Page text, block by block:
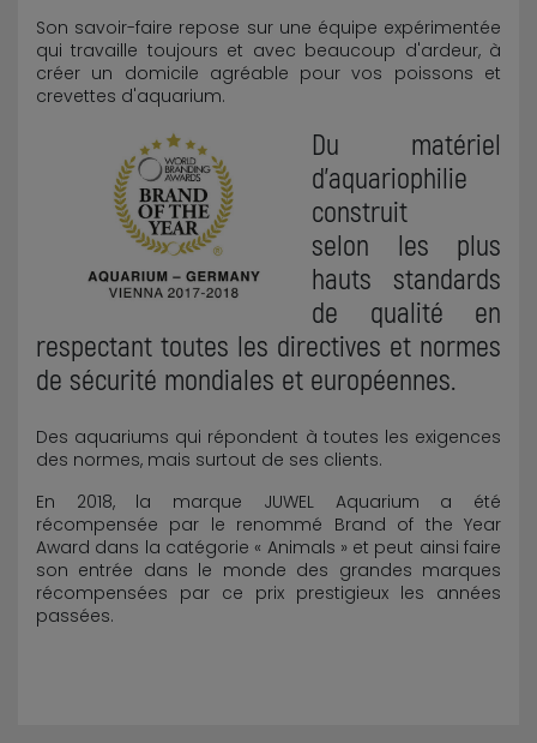
Son savoir-faire repose sur une équipe expérimentée
qui travaille toujours et avec beaucoup d'ardeur, à
créer un domicile agréable pour vos poissons et
crevettes d'aquarium.
Du matériel
d'aquariophilie
construit
selon les plus
hauts standards
de qualité en
respectant toutes les directives et normes
de sécurité mondiales et européennes.
Des aquariums qui répondent à toutes les exigences
des normes, mais surtout de ses clients.
En 2018, la marque JUWEL Aquarium a été
récompensée par le renommé Brand of the Year
Award dans la catégorie « Animals » et peut ainsi faire
son entrée dans le monde des grandes marques
récompensées par ce prix prestigieux les années
passées.